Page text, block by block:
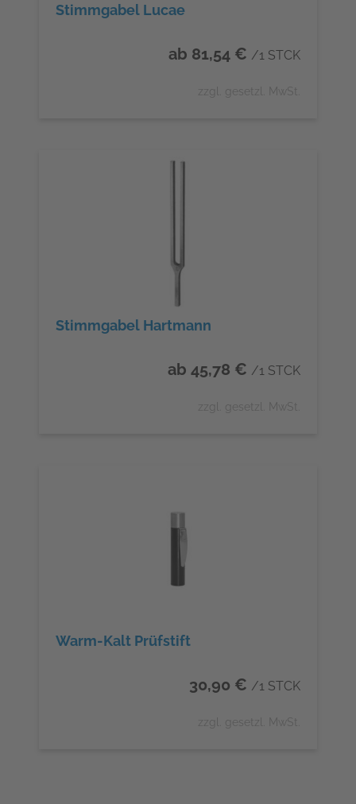
Stimmgabel Lucae
ab 81,54 € /1 STCK
zzgl. gesetzl. MwSt.
Stimmgabel Hartmann
ab 45,78 € /1 STCK
zzgl. gesetzl. MwSt.
Warm-Kalt Prüfstift
30,90 € /1 STCK
zzgl. gesetzl. MwSt.